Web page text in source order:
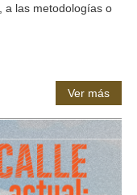
a las metodologías o
Ver más